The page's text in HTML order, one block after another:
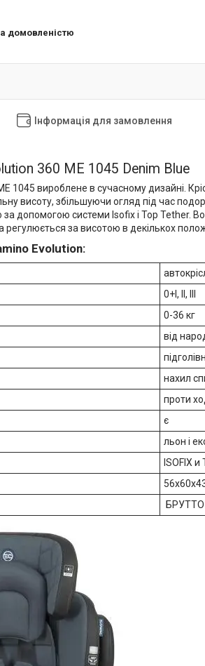
домовленістю
Інформація для замовлення
360 ME 1045 Denim Blue
1045 вироблене в сучасному дизайні.
висоту, збільшуючи огляд під час
за допомогою системи Isofix і Top Tether.
регулюється за висотою в декількох
Evolution:
0+I, II, III
0-36 кг
від
нахил
проти
є
льон і
ISOFIX
БРУТТО